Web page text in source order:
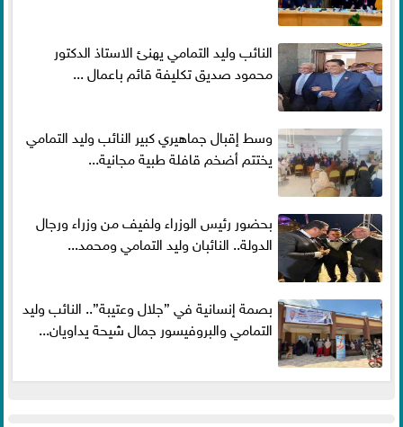
النائب وليد التمامي يهنئ الاستاذ الدكتور
محمود صديق تكليفة قائم باعمال ...
وسط إقبال جماهيري كبير النائب وليد التمامي
يختتم أضخم قافلة طبية مجانية...
بحضور رئيس الوزراء ولفيف من وزراء ورجال
الدولة.. النائبان وليد التمامي ومحمد...
بصمة إنسانية في ”جلال وعتيبة”.. النائب وليد
التمامي والبروفيسور جمال شيحة يداويان...